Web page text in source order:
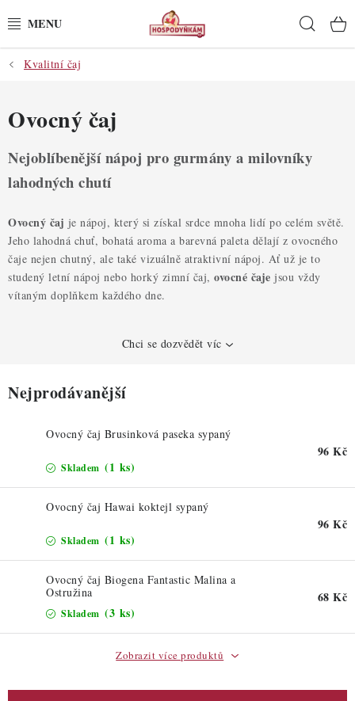
na
POTŘEBY
POMŮCKY
SUROVINY
DEKORACE
PRO OSLAVY
DO KUCHYNĚ
DÁRKOVÉ POUKAZY
TÉMATICKÉ PRODUKTY
ZNAČKY
Nepřevzetí zásilky na dobírku
Hodnocení obchodu
Blog
Moje objednávka
Podmínky ochrany osobních údajů
Kvalitní čaj
Ovocný čaj
Nejoblíbenější nápoj pro gurmány a milovníky
lahodných chutí
Ovocný čaj je nápoj, který si získal srdce mnoha lidí po celém světě.
Jeho lahodná chuť, bohatá aroma a barevná paleta dělají z ovocného
čaje nejen chutný, ale také vizuálně atraktivní nápoj. Ať už je to
studený letní nápoj nebo horký zimní čaj, ovocné čaje jsou vždy
vítaným doplňkem každého dne.
Chci se dozvědět víc
Nejprodávanější
Ovocný čaj Brusinková paseka sypaný
Skladem (1 ks)
96 Kč
Ovocný čaj Hawai koktejl sypaný
Skladem (1 ks)
96 Kč
Ovocný čaj Biogena Fantastic Malina a
Ostružina
Skladem (3 ks)
68 Kč
Zobrazit více produktů